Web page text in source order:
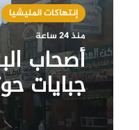
إنتهاكات المليشيا
منذ 24 ساعة
أصحاب
جبايات
جبلة